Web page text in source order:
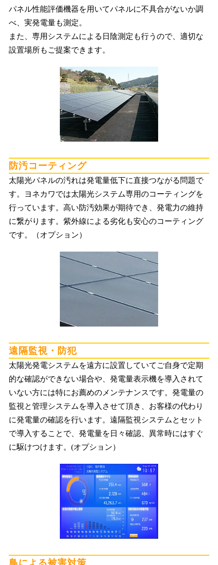
パネル性能評価機器を用いてパネルに不具合がないか調
べ、実発電量も測定。
また、専用システムによる日陰測定も行うので、適切な
設置場所もご提案できます。
防汚コーティング
太陽光パネルの汚れは発電量低下に直接つながる問題で
す。ヨネカワでは太陽光システム専用のコーティングを
行っています。高い防汚効果が期待でき、発電力の維持
に繋がります。紫外線による劣化も安心のコーティング
です。（オプション）
遠隔監視・防犯
太陽光発電システムを遠方に設置していてご自身で定期
的な確認ができない場合や、発電量表示機を導入されて
いない方には特にお薦めのメンテナンスです。発電量の
監視と管理システムを導入させて頂き、お客様の代わり
に発電量の確認を行います。遠隔監視システムとセット
で導入することで、発電量を日々確認、異常時にはすぐ
に駆けつけます。(オプション）
鳥による被害対策